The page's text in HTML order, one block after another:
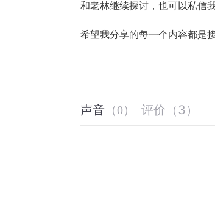
和老林继续探讨，也可以私信我
希望我分享的每一个内容都是
声音 （0） 评价 （3 ）